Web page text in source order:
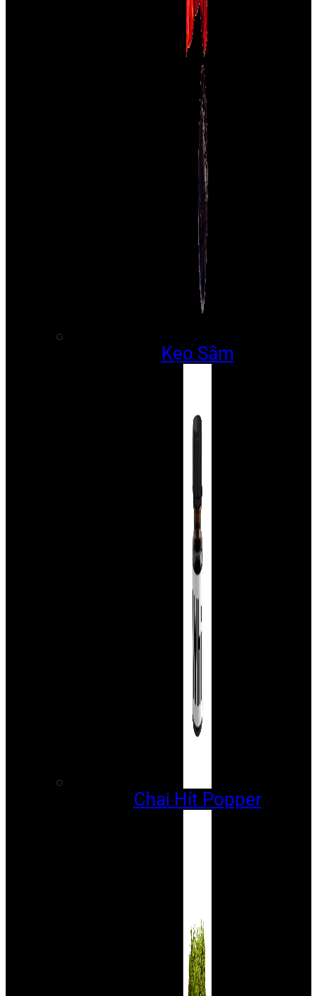
Kẹo Sâm
Chai Hít Popper